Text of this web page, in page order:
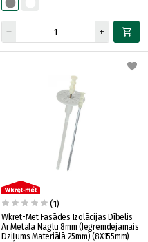
(1)
Wkret-Met Fasādes Izolācijas Dībelis
Ar Metāla Naglu 8mm (Iegremdējamais
Dziļums Materiālā 25mm) (8X155mm)